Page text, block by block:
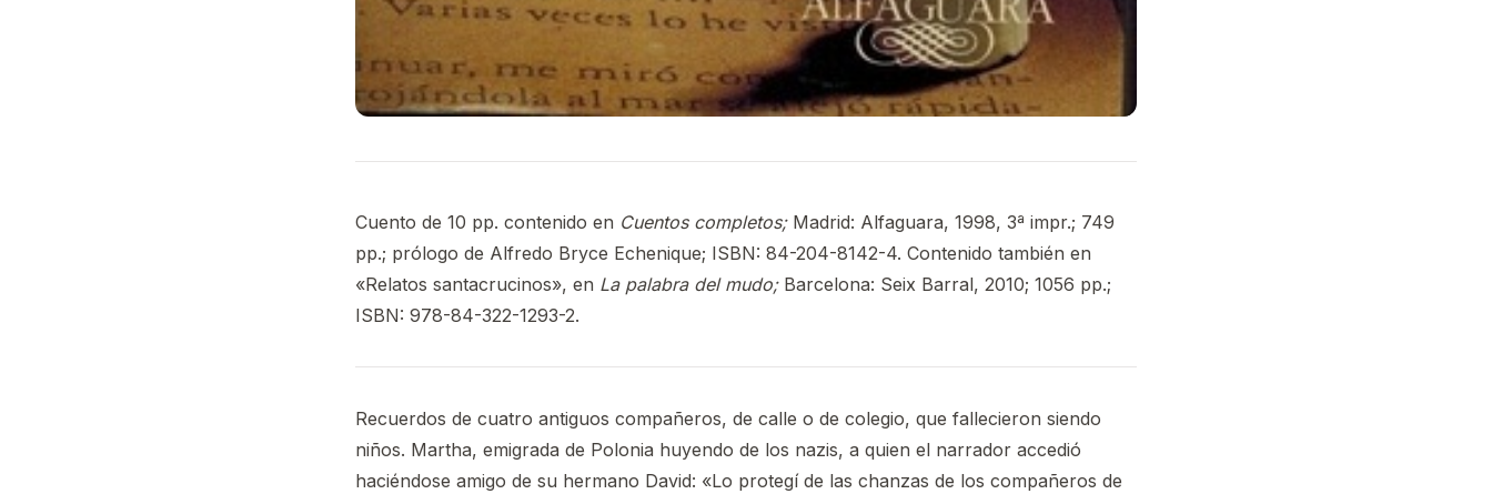
Cuento de 10 pp. contenido en Cuentos completos;Madrid: Alfaguara, 1998, 3ª impr.; 749
pp.; prólogo de Alfredo Bryce Echenique; ISBN: 84-204-8142-4. Contenido también en
«Relatos santacrucinos», en La palabra del mudo;Barcelona: Seix Barral, 2010; 1056 pp.;
ISBN: 978-84-322-1293-2.
Recuerdos de cuatro antiguos compañeros, de calle o de colegio, que fallecieron siendo
niños. Martha, emigrada de Polonia huyendo de los nazis, a quien el narrador accedió
haciéndose amigo de su hermano David: «Lo protegí de las chanzas de los compañeros de